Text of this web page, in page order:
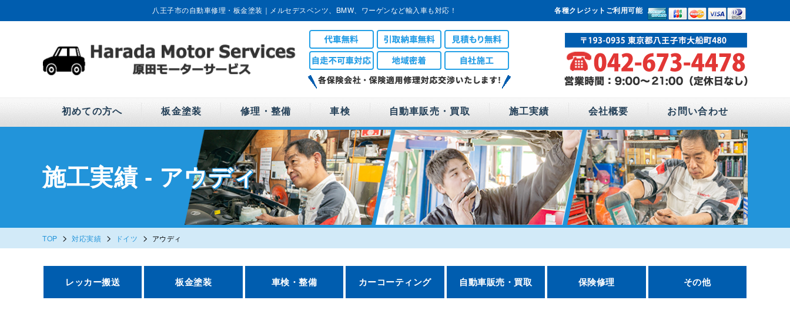
八王子市の自動車修理・板金塗装｜メルセデスベンツ、BMW、ワーゲンなど輸入車も対応！ 各種クレジットご利用可能
初めての方へ 板金塗装 修理・整備 車検 自動車販売・買取 施工実績 会社概要 お問い合わせ
施工実績 - アウディ
TOP > 対応実績 > ドイツ > アウディ
レッカー搬送 板金塗装 車検・整備 カーコーティング 自動車販売・買取 保険修理 その他